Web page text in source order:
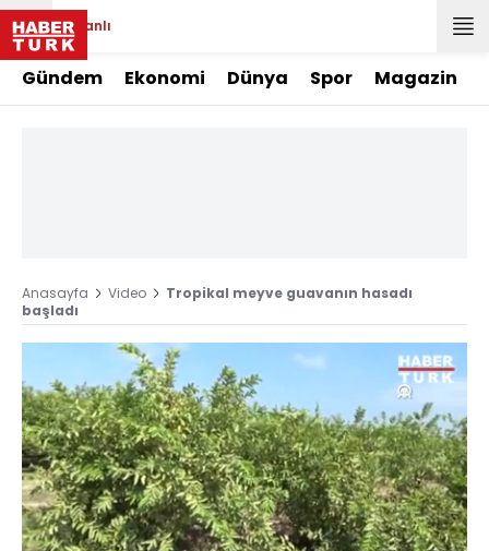
Canlı
Gündem Ekonomi Dünya Spor Magazin
Anasayfa Video
Tropikal meyve guavanın hasadı
başladı
Yüklendi: